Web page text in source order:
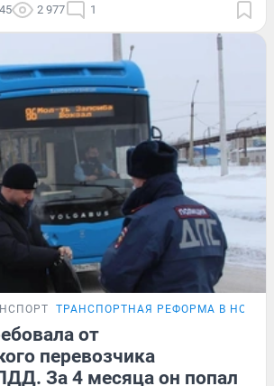
2 977 1
ТРАНСПОРТНАЯ РЕФОРМА В
от
перевозчика
За 4 месяца он попал